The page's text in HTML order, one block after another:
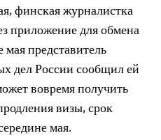
финская журналистка
приложение для обмена
представитель
дел России сообщил ей
вовремя получить
визы, срок
мая.